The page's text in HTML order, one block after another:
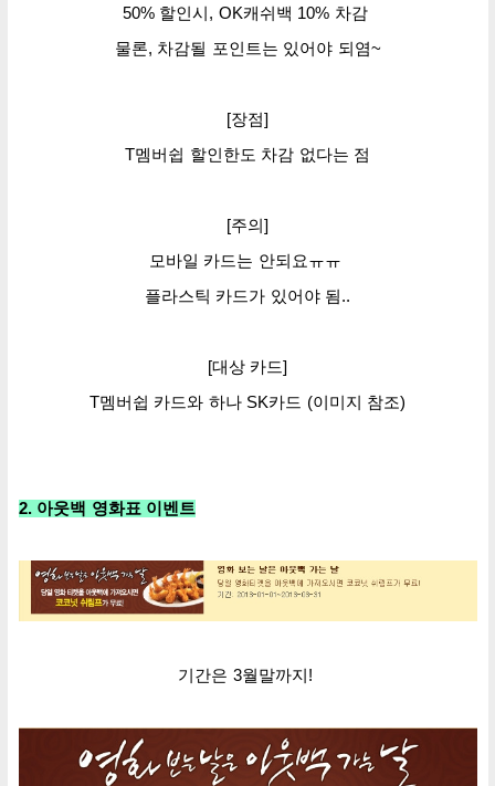
50% 할인시, OK캐쉬백 10% 차감
물론, 차감될 포인트는 있어야 되염~
[장점]
T멤버쉽 할인한도 차감 없다는 점
[주의]
모바일 카드는 안되요ㅠㅠ
플라스틱 카드가 있어야 됨..
[대상 카드]
T멤버쉽 카드와 하나 SK카드 (이미지 참조)
2. 아웃백 영화표 이벤트
기간은 3월말까지!